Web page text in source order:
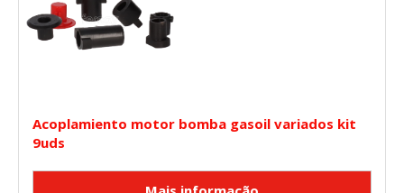
Acoplamiento motor bomba gasoil variados kit
9uds